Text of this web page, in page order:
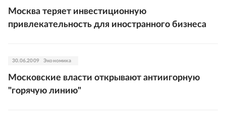
Москва теряет инвестиционную
привлекательность для иностранного бизнеса
30.06.2009 Экономика
Московские власти открывают антиигорную
"горячую линию"